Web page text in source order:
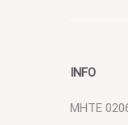
INFO
MHTE